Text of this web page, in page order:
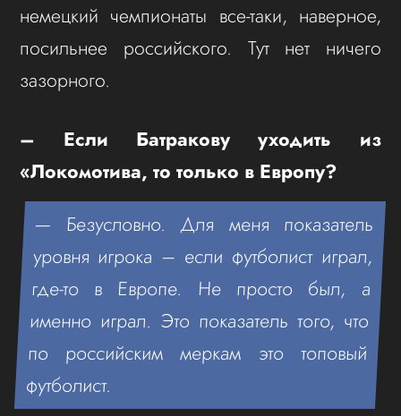
немецкий чемпионаты все-таки, наверное,
посильнее российского. Тут нет ничего
зазорного.
– Если Батракову уходить из
«Локомотива, то только в Европу?
— Безусловно. Для меня показатель
уровня игрока – если футболист играл,
где-то в Европе. Не просто был, а
именно играл. Это показатель того, что
по российским меркам это топовый
футболист.